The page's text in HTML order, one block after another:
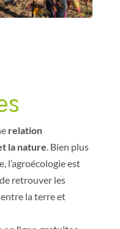
relation
la nature . Bien plus
l’agroécologie est
retrouver les
la terre et